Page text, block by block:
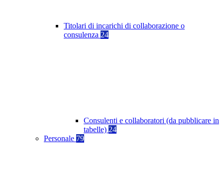
Titolari di incarichi di collaborazione o
consulenza 24
Consulenti e collaboratori (da pubblicare in
tabelle) 24
Personale 79